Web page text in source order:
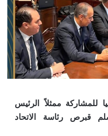
للمشاركة ممثلاً الرئيس
قبرص رئاسة الاتحاد